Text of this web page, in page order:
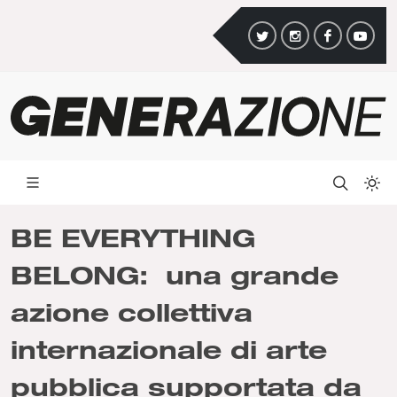
BE EVERYTHING
BELONG: una grande
azione collettiva
internazionale di arte
pubblica supportata da